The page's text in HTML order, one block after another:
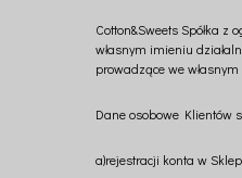
Cotton&Sweets Spółka
własnym imieniu
prowadzące we
Dane osobowe Klientów
a)rejestracji konta w